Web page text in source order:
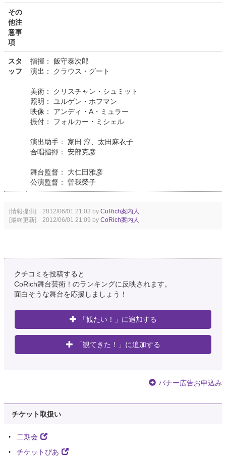
その
他注
意事
項
スタ
ッフ
指揮： 飯守泰次郎
演出： クラウス・グート
美術： クリスチャン・シュミット
照明： ユルゲン・ホフマン
映像： アンディ・A・ミュラー
振付： フォルカー・ミシェル
演出助手： 家田 淳、太田麻衣子
合唱指揮： 安部克彦
舞台監督： 大仁田雅彦
公演監督： 曽我榮子
[情報提供] 2012/06/01 21:03 by CoRich案内人
[最終更新] 2012/06/01 21:09 by CoRich案内人
クチコミを投稿すると
CoRich舞台芸術！のランキングに反映されます。
面白そうな舞台を応援しましょう！
「観たい！」に追加する
「観てきた！」に追加する
バナー広告お申込み
チケット取扱い
二期会
チケットぴあ